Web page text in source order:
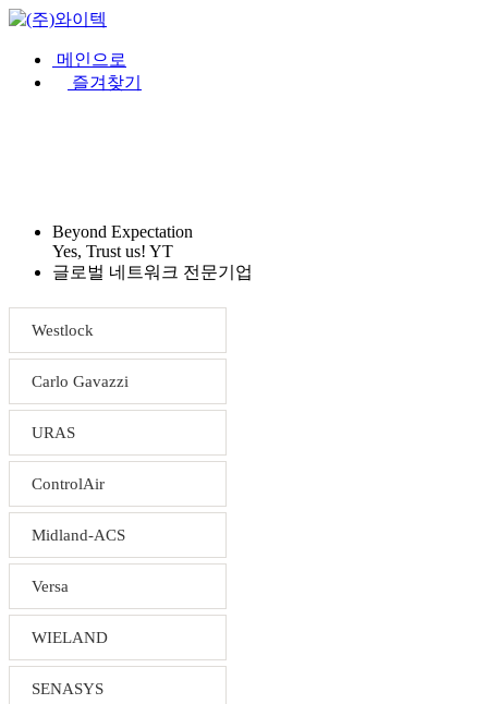
메인으로
즐겨찾기
Beyond Expectation
Yes, Trust us! YT
글로벌 네트워크 전문기업
Westlock
Carlo Gavazzi
URAS
ControlAir
Midland-ACS
Versa
WIELAND
SENASYS